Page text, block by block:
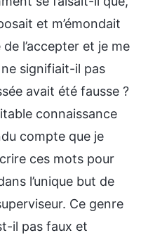
et m’émondait
l’accepter et je me
signifiait-il pas
avait été fausse ?
connaissance
compte que je
ces mots pour
l’unique but de
Ce genre
il pas faux et